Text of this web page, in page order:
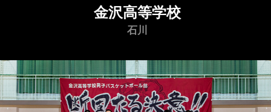
金沢高等学校
石川